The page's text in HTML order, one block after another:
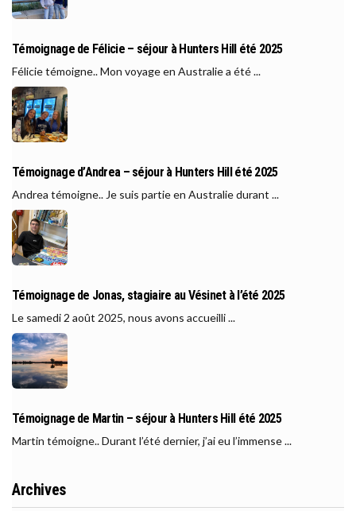
Témoignage de Félicie – séjour à Hunters Hill été 2025
Félicie témoigne.. Mon voyage en Australie a été ...
Témoignage d’Andrea – séjour à Hunters Hill été 2025
Andrea témoigne.. Je suis partie en Australie durant ...
Témoignage de Jonas, stagiaire au Vésinet à l’été 2025
Le samedi 2 août 2025, nous avons accueilli ...
Témoignage de Martin – séjour à Hunters Hill été 2025
Martin témoigne.. Durant l’été dernier, j’ai eu l’immense ...
Archives